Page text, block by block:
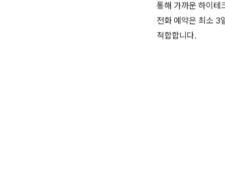
통해 가까운 하이테
전화 예약은 최소 3
적합합니다.